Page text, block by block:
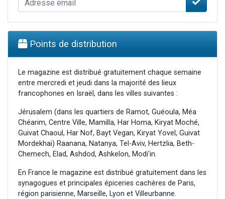
Points de distribution
Le magazine est distribué gratuitement chaque semaine
entre mercredi et jeudi dans la majorité des lieux
francophones en Israël, dans les villes suivantes :
Jérusalem (dans les quartiers de Ramot, Guéoula, Méa
Chéarim, Centre Ville, Mamilla, Har Homa, Kiryat Moché,
Guivat Chaoul, Har Nof, Bayt Vegan, Kiryat Yovel, Guivat
Mordekhai) Raanana, Natanya, Tel-Aviv, Hertzlia, Beth-
Chemech, Elad, Ashdod, Ashkelon, Modi'in.
En France le magazine est distribué gratuitement dans les
synagogues et principales épiceries cachères de Paris,
région parisienne, Marseille, Lyon et Villeurbanne.